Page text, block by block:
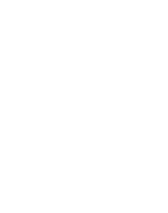
saisie judiciaire dont le
prochaines heures,
part, le fils d'un handicapé,
retraits confirmés par
ce dernier, et connait